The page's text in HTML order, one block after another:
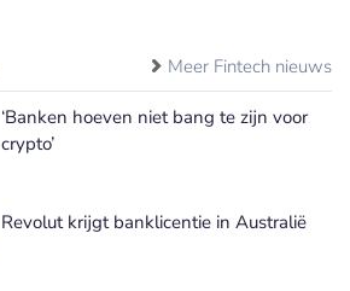
Meer Fintech nieuws
‘Banken hoeven niet bang te zijn voor
crypto’
Revolut krijgt banklicentie in Australië